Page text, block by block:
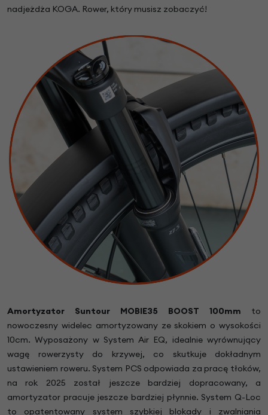
nadjeżdża KOGA. Rower, który musisz zobaczyć!
Amortyzator Suntour MOBIE35 BOOST 100mm to
nowoczesny widelec amortyzowany ze skokiem o wysokości
10cm. Wyposażony w System Air EQ, idealnie wyrównujący
wagę rowerzysty do krzywej, co skutkuje dokładnym
ustawieniem roweru. System PCS odpowiada za pracę tłoków,
na rok 2025 został jeszcze bardziej dopracowany, a
amortyzator pracuje jeszcze bardziej płynnie. System Q-Loc
to opatentowany system szybkiej blokady i zwalniania